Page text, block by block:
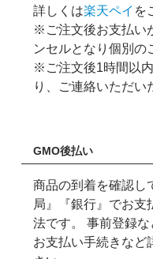
詳しくは楽天ペイ を
※ご注文後お支払い
ンセルとなり個別の
※ご注文後1時間以
り、ご連絡いただい
GMO後払い
商品の到着を確認し
局』『銀行』でお支
法です。 事前登録な
お支払い手続きなど